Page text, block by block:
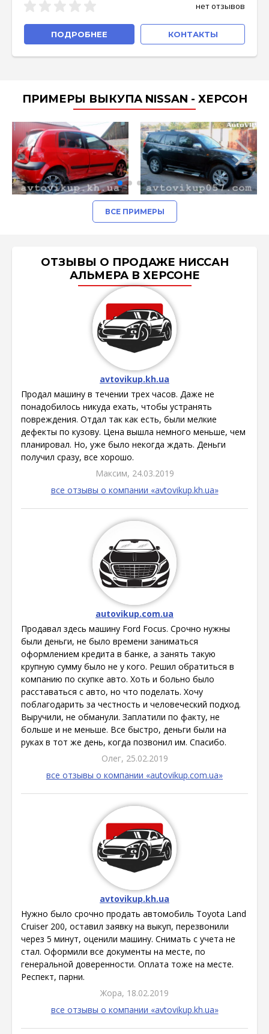
нет отзывов
ПОДРОБНЕЕ КОНТАКТЫ
ПРИМЕРЫ ВЫКУПА NISSAN - ХЕРСОН
ВСЕ ПРИМЕРЫ
ОТЗЫВЫ О ПРОДАЖЕ НИССАН
АЛЬМЕРА В ХЕРСОНЕ
avtovikup.kh.ua
Продал машину в течении трех часов. Даже не
понадобилось никуда ехать, чтобы устранять
повреждения. Отдал так как есть, были мелкие
дефекты по кузову. Цена вышла немного меньше, чем
планировал. Но, уже было некогда ждать. Деньги
получил сразу, все хорошо.
Максим, 24.03.2019
все отзывы о компании «avtovikup.kh.ua»
autovikup.com.ua
Продавал здесь машину Ford Focus. Срочно нужны
были деньги, не было времени заниматься
оформлением кредита в банке, а занять такую
крупную сумму было не у кого. Решил обратиться в
компанию по скупке авто. Хоть и больно было
расставаться с авто, но что поделать. Хочу
поблагодарить за честность и человеческий подход.
Выручили, не обманули. Заплатили по факту, не
больше и не меньше. Все быстро, деньги были на
руках в тот же день, когда позвонил им. Спасибо.
Олег, 25.02.2019
все отзывы о компании «autovikup.com.ua»
avtovikup.kh.ua
Нужно было срочно продать автомобиль Toyota Land
Cruiser 200, оставил заявку на выкуп, перезвонили
через 5 минут, оценили машину. Снимать с учета не
стал. Оформили все документы на месте, по
генеральной доверенности. Оплата тоже на месте.
Респект, парни.
Жора, 18.02.2019
все отзывы о компании «avtovikup.kh.ua»